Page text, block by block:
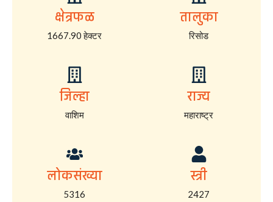
क्षेत्रफळ
1667.90 हेक्टर
तालुका
रिसोड
जिल्हा
वाशिम
राज्य
महाराष्ट्र
लोकसंख्या
5316
स्त्री
2427